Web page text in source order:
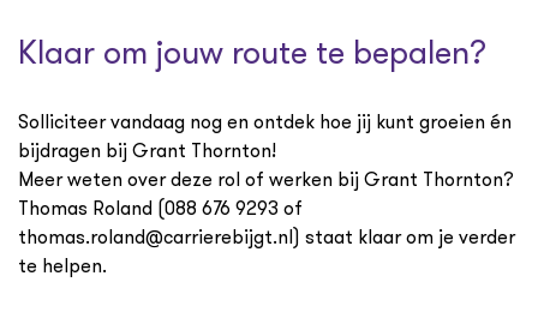
Klaar om jouw route te bepalen?
Solliciteer vandaag nog en ontdek hoe jij kunt groeien én
bijdragen bij Grant Thornton!
Meer weten over deze rol of werken bij Grant Thornton?
Thomas Roland (088 676 9293 of
thomas.roland@carrierebijgt.nl) staat klaar om je verder
te helpen.